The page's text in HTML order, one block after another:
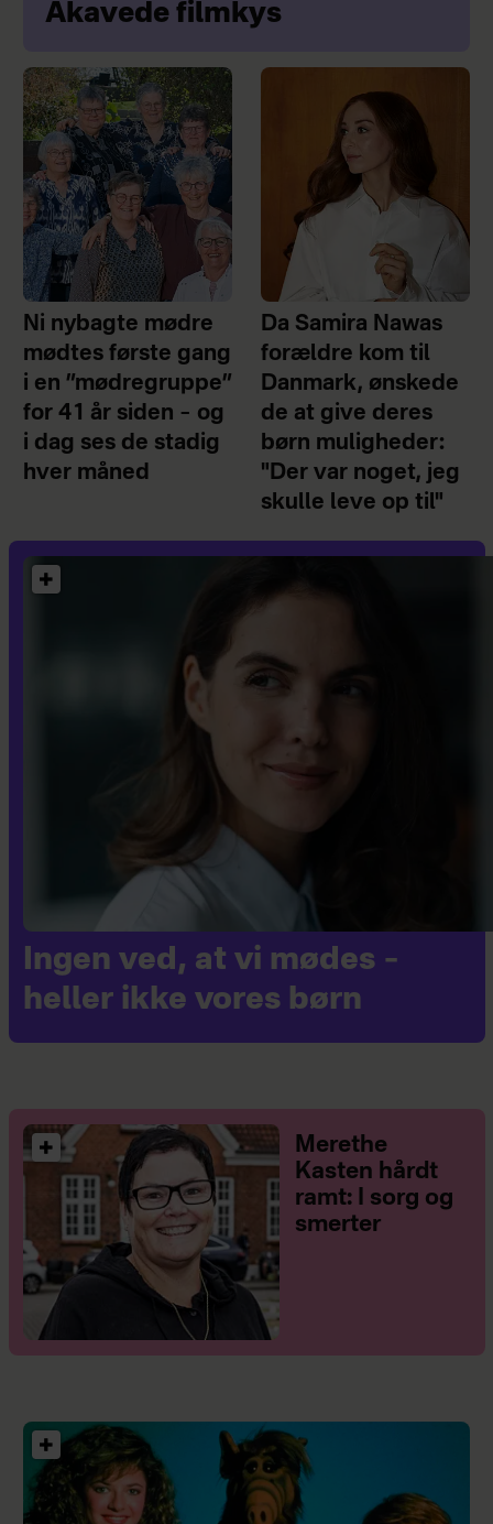
Akavede filmkys
Ni nybagte mødre
mødtes første gang
i en ”mødregruppe”
for 41 år siden – og
i dag ses de stadig
hver måned
Da Samira Nawas
forældre kom til
Danmark, ønskede
de at give deres
børn muligheder:
"Der var noget, jeg
skulle leve op til"
Ingen ved, at vi mødes –
heller ikke vores børn
Merethe
Kasten hårdt
ramt: I sorg og
smerter